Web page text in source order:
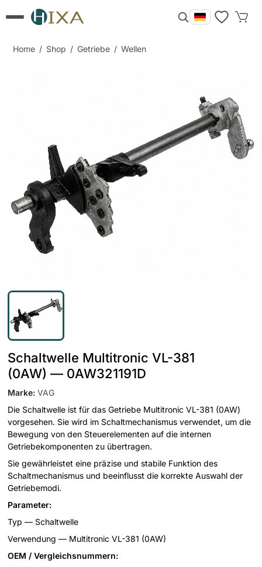
Home / Shop / Getriebe / Wellen
Schaltwelle Multitronic VL-381
(0AW) — 0AW321191D
Marke: VAG
Die Schaltwelle ist für das Getriebe Multitronic VL-381 (0AW)
vorgesehen. Sie wird im Schaltmechanismus verwendet, um die
Bewegung von den Steuerelementen auf die internen
Getriebekomponenten zu übertragen.
Sie gewährleistet eine präzise und stabile Funktion des
Schaltmechanismus und beeinflusst die korrekte Auswahl der
Getriebemodi.
Parameter:
Typ — Schaltwelle
Verwendung — Multitronic VL-381 (0AW)
OEM / Vergleichsnummern: